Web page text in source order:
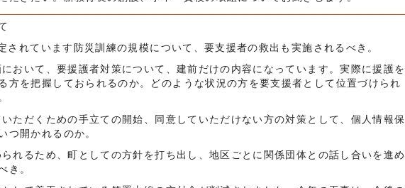
されています防災訓練の規模について、要支援者の救出も実施されるべき。
おいて、要援護者対策について、建前だけの内容になっています。実際に援護を
方を把握しておられるのか。どのような状況の方を要支援者として位置づけられ
ただくための手立ての開始、同意していただけない方の対策として、個人情報保
つ開かれるのか。
れるため、町としての方針を打ち出し、地区ごとに関係団体との話し合いを進め
き。